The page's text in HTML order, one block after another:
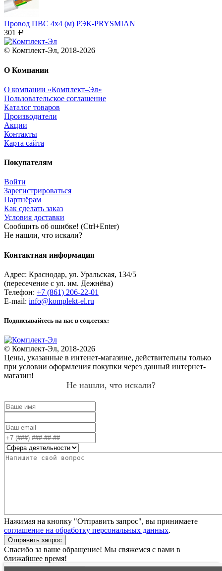
Провод ПВС 4х4 (м) РЭК-PRYSMIAN
301
Р
© Комплект-Эл, 2018-2026
О Компании
О компании «Комплект–Эл»
Пользовательское соглашение
Каталог товаров
Производители
Акции
Контакты
Карта сайта
Покупателям
Войти
Зарегистрироваться
Партнёрам
Как сделать заказ
Условия доставки
Сообщить об ошибке! (Ctrl+Enter)
Не нашли, что искали?
Контактная информация
Адрес: Краснодар, ул. Уральская, 134/5
(пересечение с ул. им. Дежнёва)
Телефон: +7 (861) 206-22-01
E-mail: info@komplekt-el.ru
Подписывайтесь на нас в соц.сетях:
© Комплект-Эл, 2018-2026
Цены, указанные в интенет-магазине, действительны только
при условии оформления покупки через данный интернет-
магазин!
Не нашли, что искали?
Нажимая на кнопку "Отправить запрос", вы принимаете
соглашение на обработку персональных данных.
Отправить запрос
Спасибо за ваше обращение! Мы свяжемся с вами в
ближайшее время!